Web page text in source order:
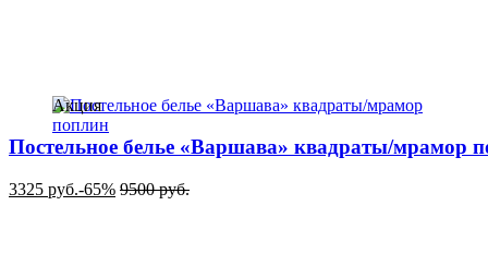
Акция
Постельное белье «Варшава» квадраты/мрамор
3325 руб.-65% 9500руб.